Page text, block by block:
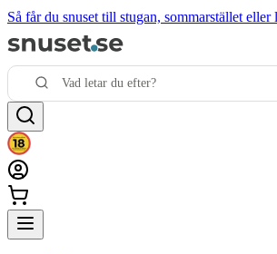
Så får du snuset till stugan, sommarstället eller